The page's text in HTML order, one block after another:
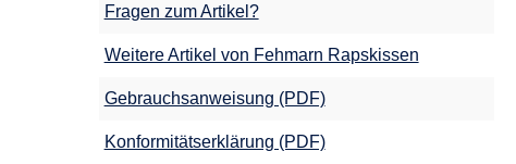
Fragen zum Artikel?
Weitere Artikel von Fehmarn Rapskissen
Gebrauchsanweisung (PDF)
Konformitätserklärung (PDF)